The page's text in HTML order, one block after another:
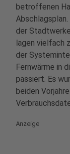
betroffenen
der
lagen vielfach
der
Fernwärme in
passiert. Es
beiden
Anzeige